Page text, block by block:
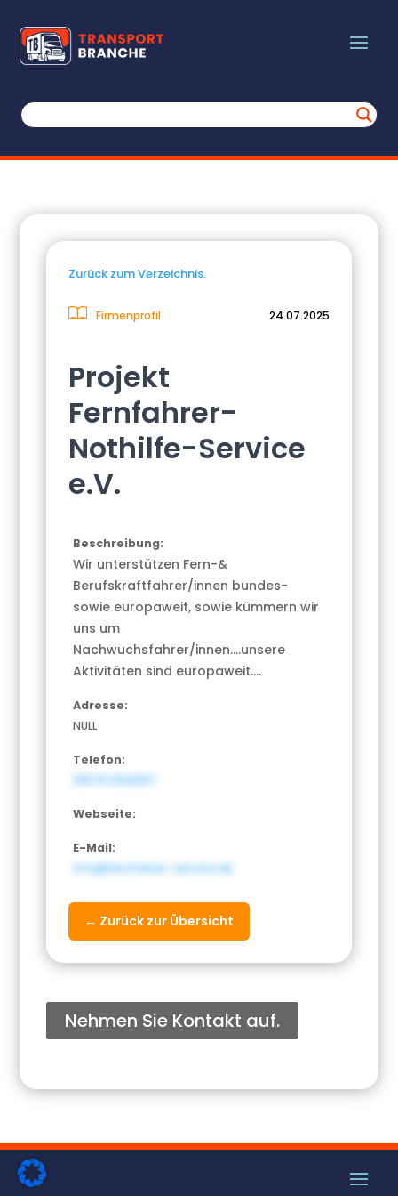
Zurück zum Verzeichnis.
Firmenprofil 24.07.2025
Projekt
Fernfahrer-
Nothilfe-Service
e.V.
Beschreibung:
Wir unterstützen Fern-&
Berufskraftfahrer/innen bundes-
sowie europaweit, sowie kümmern wir
uns um
Nachwuchsfahrer/innen....unsere
Aktivitäten sind europaweit....
Adresse:
NULL
Telefon:
03576 2529257
Webseite:
E-Mail:
info@fernfahrer-service.de
← Zurück zur Übersicht
Nehmen Sie Kontakt auf.